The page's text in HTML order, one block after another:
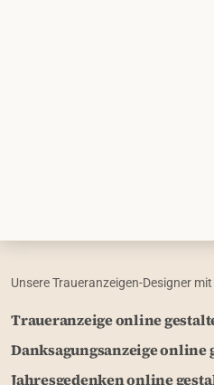
Unsere Traueranzeigen-Designer
Traueranzeige online
Danksagungsanzeige online
Jahresgedenken online